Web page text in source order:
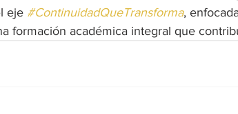
eje #ContinuidadQueTransforma,
formación académica integral que